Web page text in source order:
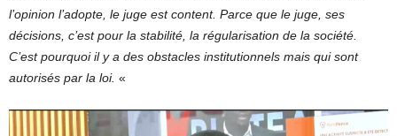
l’opinion l’adopte, le juge est content. Parce que le juge, ses
décisions, c’est pour la stabilité, la régularisation de la société.
C’est pourquoi il y a des obstacles institutionnels mais qui sont
autorisés par la loi. «